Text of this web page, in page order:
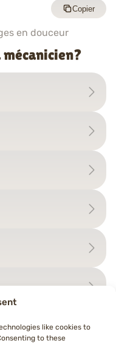
like cookies to
to these
en douceur
Copier